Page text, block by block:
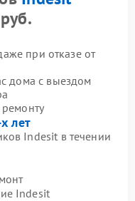
при отказе от
дома с выездом
лет
Indesit в течении
Indesit